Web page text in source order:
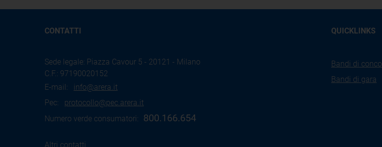
CONTATTI
Sede legale: Piazza Cavour 5 - 20121 - Milano
C.F.: 97190020152
E-mail: info@arera.it
Pec: protocollo@pec.arera.it
Numero verde consumatori:
800.166.654
Altri contatti
QUICKLINKS
Bandi di
Bandi di gara